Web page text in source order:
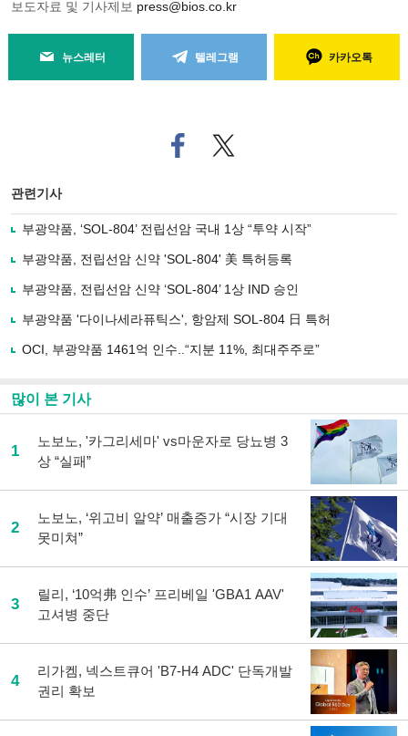
보도자료 및 기사제보 press@bios.co.kr
뉴스레터 텔레그램 카카오톡
페
이
로
기
사
유
기
트위
터로
관련기사
부광약품, ‘SOL-804’ 전립선암 국내 1상 “투약 시작”
부광약품, 전립선암 신약 'SOL-804' 美 특허등록
부광약품, 전립선암 신약 ‘SOL-804’ 1상 IND 승인
부광약품 '다이나세라퓨틱스', 항암제 SOL-804 日 특허
OCI, 부광약품 1461억 인수..“지분 11%, 최대주주로”
많이 본 기사
1
노보노, '카그리세마' vs마운자로 당뇨병 3
상 “실패”
2
노보노, ‘위고비 알약’ 매출증가 “시장 기대
못미쳐”
3
릴리, ‘10억弗 인수’ 프리베일 'GBA1 AAV'
고셔병 중단
4
리가켐, 넥스트큐어 'B7-H4 ADC' 단독개발
권리 확보